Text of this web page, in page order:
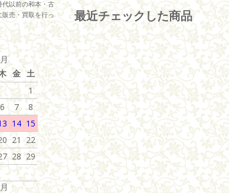
最近チェックした商品
以前の和本・古
売・買取を行っ
金 土
1
6 7
8
14 15
21 22
28 29